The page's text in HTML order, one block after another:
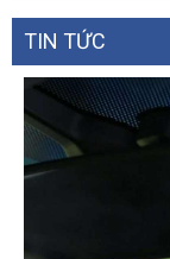
TIN TỨC